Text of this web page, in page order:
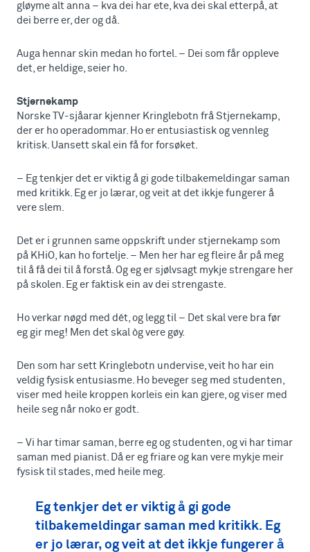
gløyme alt anna – kva dei har ete, kva dei skal etterpå, at
dei berre er, der og då.
Auga hennar skin medan ho fortel. – Dei som får oppleve
det, er heldige, seier ho.
Stjernekamp
Norske TV-sjåarar kjenner Kringlebotn frå Stjernekamp,
der er ho operadommar. Ho er entusiastisk og vennleg
kritisk. Uansett skal ein få for forsøket.
– Eg tenkjer det er viktig å gi gode tilbakemeldingar saman
med kritikk. Eg er jo lærar, og veit at det ikkje fungerer å
vere slem.
Det er i grunnen same oppskrift under stjernekamp som
på KHiO, kan ho fortelje. – Men her har eg fleire år på meg
til å få dei til å forstå. Og eg er sjølvsagt mykje strengare her
på skolen. Eg er faktisk ein av dei strengaste.
Ho verkar nøgd med dét, og legg til – Det skal vere bra før
eg gir meg! Men det skal òg vere gøy.
Den som har sett Kringlebotn undervise, veit ho har ein
veldig fysisk entusiasme. Ho beveger seg med studenten,
viser med heile kroppen korleis ein kan gjere, og viser med
heile seg når noko er godt.
– Vi har timar saman, berre eg og studenten, og vi har timar
saman med pianist. Då er eg friare og kan vere mykje meir
fysisk til stades, med heile meg.
Eg tenkjer det er viktig å gi gode
tilbakemeldingar saman med kritikk. Eg
er jo lærar, og veit at det ikkje fungerer å